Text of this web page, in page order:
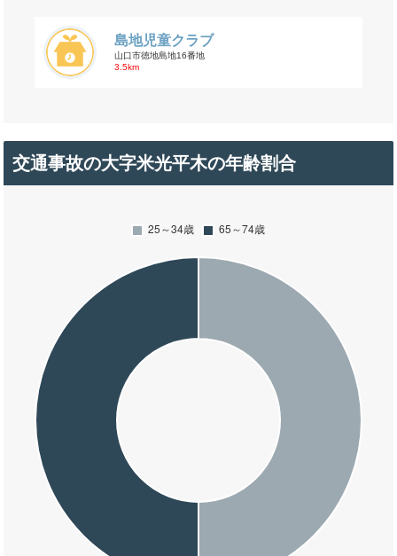
島地児童クラブ
山口市徳地島地16番地
3.5km
交通事故の大字米光平木の年齢割合